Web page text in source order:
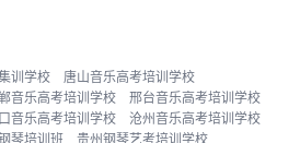
训学校
唐山音乐高考培训学校
音乐高考培训学校
邢台音乐高考培训学校
音乐高考培训学校
沧州音乐高考培训学校
琴培训班
贵州钢琴艺考培训学校